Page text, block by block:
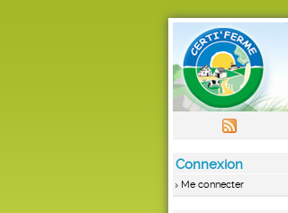
Connexion
Me connecter